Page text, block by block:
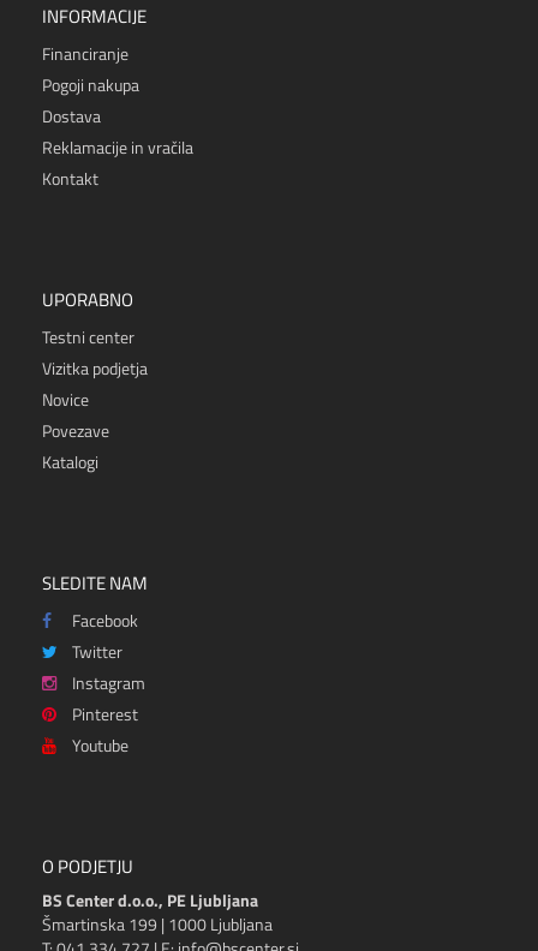
INFORMACIJE
Financiranje
Pogoji nakupa
Dostava
Reklamacije in vračila
Kontakt
UPORABNO
Testni center
Vizitka podjetja
Novice
Povezave
Katalogi
SLEDITE NAM
Facebook
Twitter
Instagram
Pinterest
Youtube
O PODJETJU
BS Center d.o.o., PE Ljubljana
Šmartinska 199 | 1000 Ljubljana